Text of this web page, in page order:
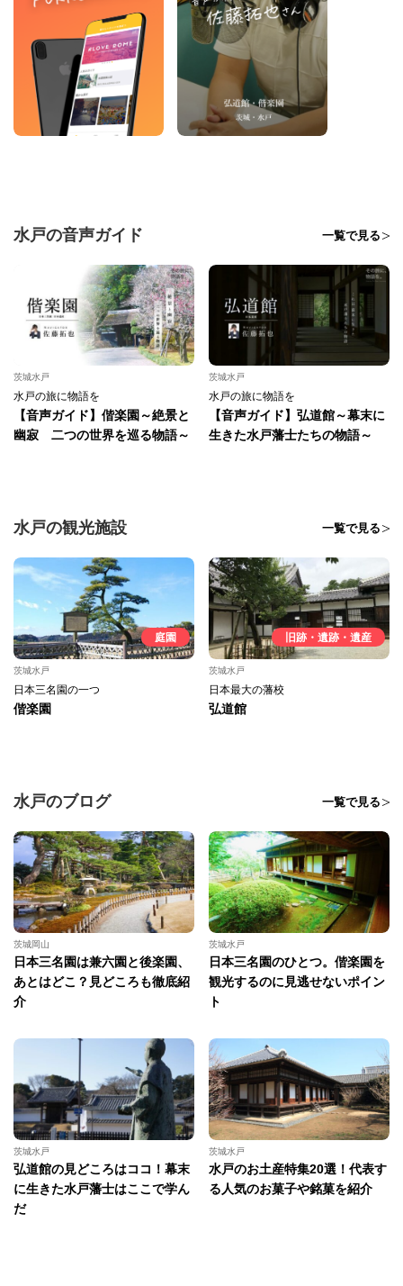
水戸の音声ガイド 一覧で見る
茨城水戸
水戸の旅に物語を
【音声ガイド】偕楽園～絶景と
幽寂 二つの世界を巡る物語～
茨城水戸
水戸の旅に物語を
【音声ガイド】弘道館～幕末に
生きた水戸藩士たちの物語～
水戸の観光施設 一覧で見る
庭園
茨城水戸
日本三名園の一つ
偕楽園
旧跡・遺跡・遺産
茨城水戸
日本最大の藩校
弘道館
水戸のブログ 一覧で見る
茨城岡山
日本三名園は兼六園と後楽園、
あとはどこ？見どころも徹底紹
介
茨城水戸
日本三名園のひとつ。偕楽園を
観光するのに見逃せないポイン
ト
茨城水戸
弘道館の見どころはココ！幕末
に生きた水戸藩士はここで学ん
だ
茨城水戸
水戸のお土産特集20選！代表す
る人気のお菓子や銘菓を紹介